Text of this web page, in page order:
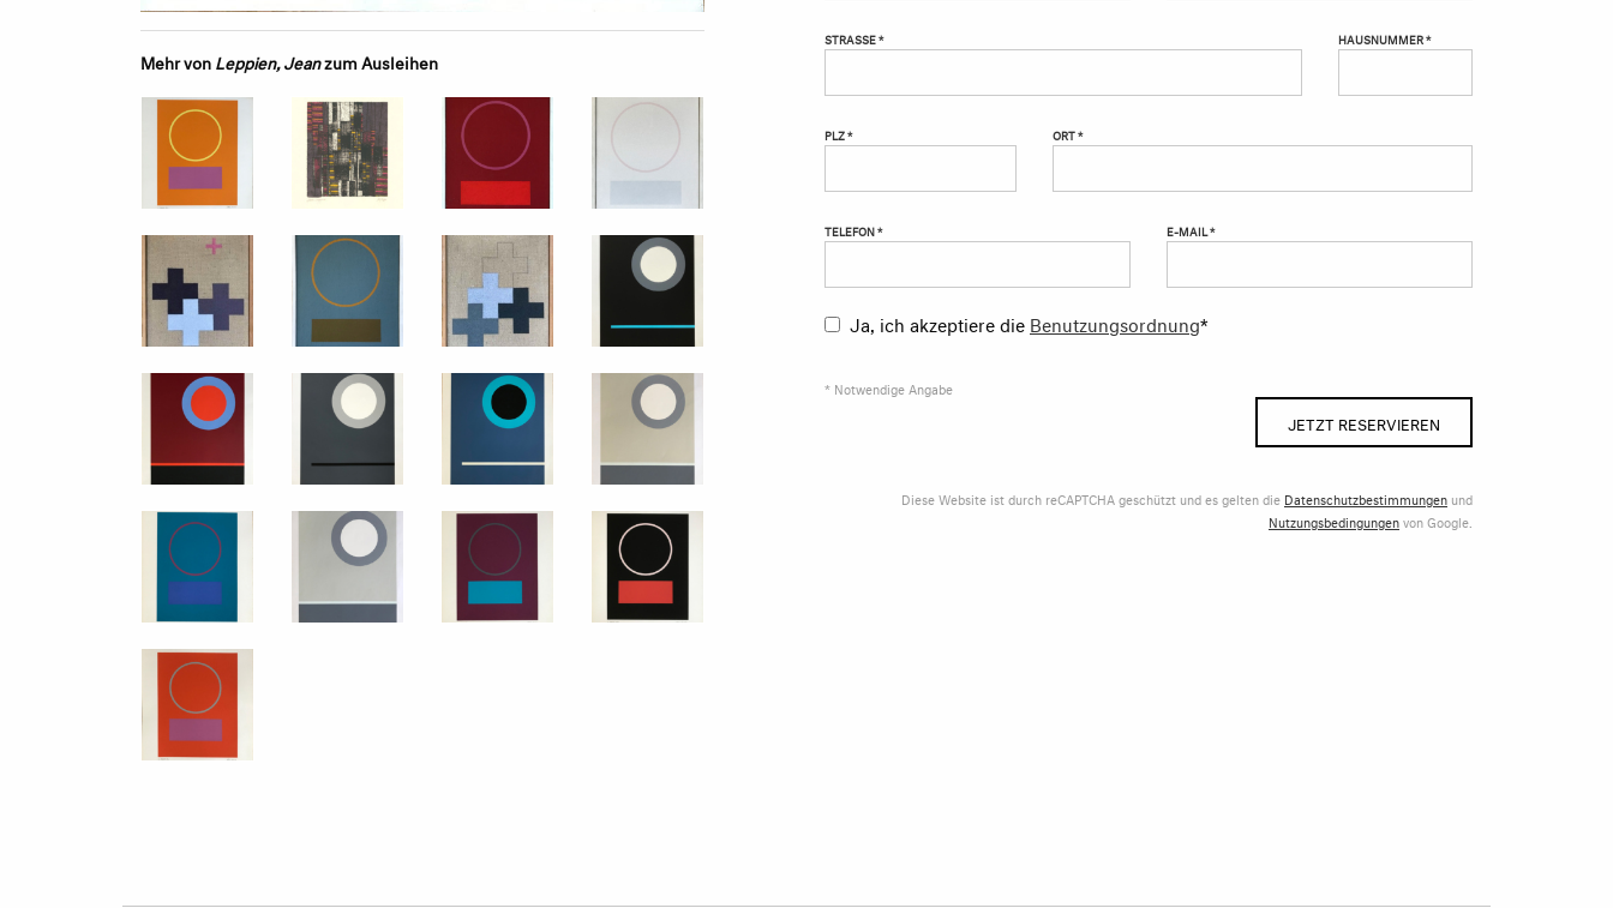
Mehr vonLeppien, Jeanzum Ausleihen
STRASSE * HAUSNUMMER *
PLZ * ORT *
TELEFON * E-MAIL *
Ja, ich akzeptiere die Benutzungsordnung*
* Notwendige Angabe
JETZT RESERVIEREN
Diese Website ist durch reCAPTCHA geschützt und es gelten die Datenschutzbestimmungen und
Nutzungsbedingungenvon Google.